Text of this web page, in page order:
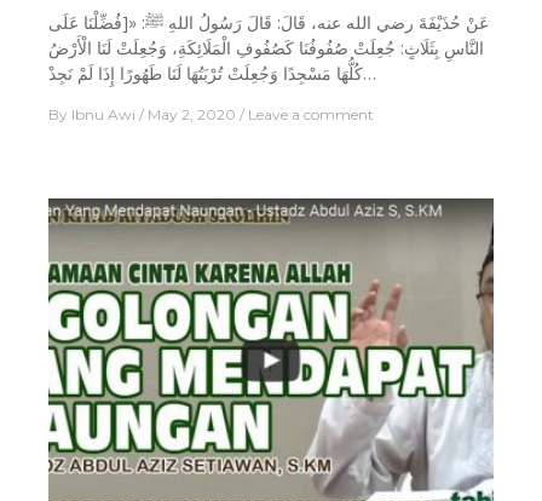
عَنْ حُذَيْفَةَ رضي الله عنه، قَالَ: قَالَ رَسُولُ اللهِ ﷺ: «[فُضِّلْنَا عَلَى
النَّاسِ بِثَلَاثٍ: جُعِلَتْ صُفُوفُنَا كَصُفُوفِ الْمَلَائِكَةِ، وَجُعِلَتْ لَنَا الْأَرْضُ
كُلُّهَا مَسْجِدًا وَجُعِلَتْ تُرْبَتُهَا لَنَا طَهُورًا إِذَا لَمْ نَجِدْ…
By Ibnu Awi May 2, 2020 Leave a comment